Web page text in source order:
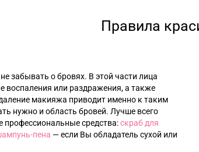
Правила
забывать о бровях. В этой части лица
воспаления или раздражения, а также
макияжа приводит именно к таким
нужно и область бровей. Лучше всего
профессиональные средства:скраб для
пена —если Вы обладатель сухой или